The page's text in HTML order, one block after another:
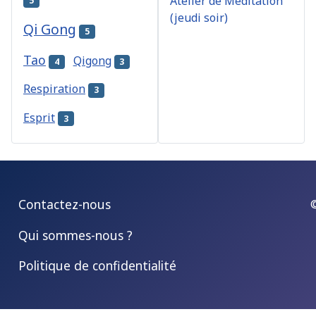
Qi Gong 5
Tao 4 Qigong 3
Respiration 3
Esprit 3
(jeudi soir)
Contactez-nous
Qui sommes-nous ?
Politique de confidentialité